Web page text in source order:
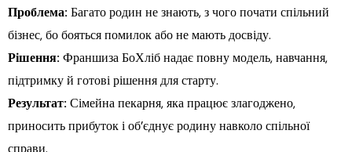
Проблема: Багато родин не знають, з чого почати спільний
бізнес, бо бояться помилок або не мають досвіду.
Рішення: Франшиза БоХліб надає повну модель, навчання,
підтримку й готові рішення для старту.
Результат: Сімейна пекарня, яка працює злагоджено,
приносить прибуток і об’єднує родину навколо спільної
справи.